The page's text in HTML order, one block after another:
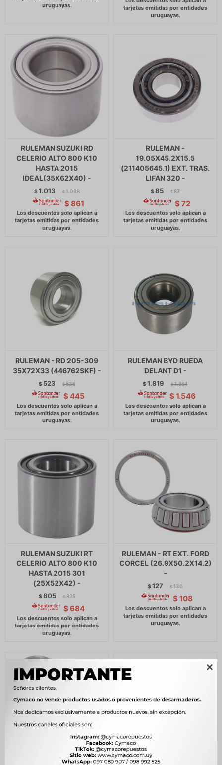

RULEMAN SUZUKI RD
CELERIO ALTO 800 K10
HASTA 2015
IDEAL(35X62X40) -
$1.013 $ 1.038
$ 861
RULEMAN -
19.05X45.2X15.5
(211405645.1) EXT. TRAS.
LIFAN 320 -
$85 $ 87
$ 72
RULEMAN - RD 205-309
35X72X33 (446762SKF) -
$ 523 $ 536
$ 445
RULEMAN BYD RUEDA
DELANT D1 -
$1.819 $ 1.864
$ 1.546
RULEMAN SUZUKI RT
CELERIO ALTO 800 K10
HASTA 2015 301
(25X52X42) -
$805 $ 825
$ 684
RULEMAN - RT EXT. FORD
CORCEL (26.9X50.2X14.2)
-
$127 $ 130
$ 108